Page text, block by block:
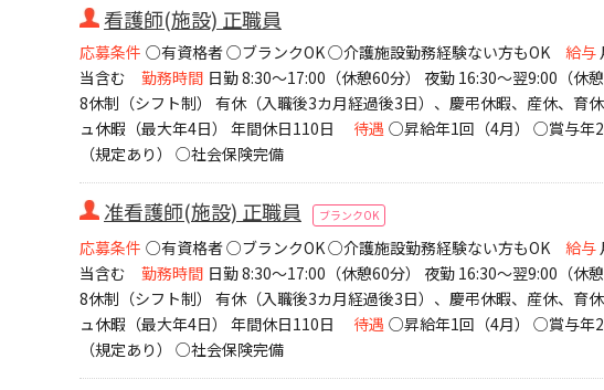
看護師(施設) 正職員
応募条件 ○有資格者 ○ブランクOK ○介護施設勤務経験ない方もOK 給与
当含む
勤務時間 日勤 8:30～17:00（休憩60分） 夜勤 16:30～翌9:00（休
8休制（シフト制） 有休（入職後3カ月経過後3日）、慶弔休暇、産休、育
ュ休暇（最大年4日） 年間休日110日
待遇 ○昇給年1回（4月） ○賞与年
（規定あり） ○社会保険完備
准看護師(施設) 正職員 ブランクOK
応募条件 ○有資格者 ○ブランクOK ○介護施設勤務経験ない方もOK 給与
当含む
勤務時間 日勤 8:30～17:00（休憩60分） 夜勤 16:30～翌9:00（休
8休制（シフト制） 有休（入職後3カ月経過後3日）、慶弔休暇、産休、育
ュ休暇（最大年4日） 年間休日110日
待遇 ○昇給年1回（4月） ○賞与年
（規定あり） ○社会保険完備